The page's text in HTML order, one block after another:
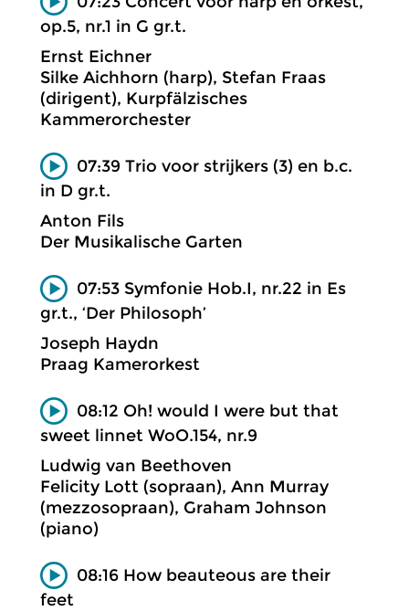
op.5, nr.1 in G gr.t.
Ernst Eichner
Silke Aichhorn (harp), Stefan Fraas
(dirigent), Kurpfälzisches
Kammerorchester
07:39 Trio voor strijkers (3) en b.c.
in D gr.t.
Anton Fils
Der Musikalische Garten
07:53 Symfonie Hob.I, nr.22 in Es
gr.t., ‘Der Philosoph’
Joseph Haydn
Praag Kamerorkest
08:12 Oh! would I were but that
sweet linnet WoO.154, nr.9
Ludwig van Beethoven
Felicity Lott (sopraan), Ann Murray
(mezzosopraan), Graham Johnson
(piano)
08:16 How beauteous are their
feet